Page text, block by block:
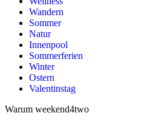
Wandern
Sommer
Natur
Innenpool
Sommerferien
Winter
Ostern
Valentinstag
Warum weekend4two